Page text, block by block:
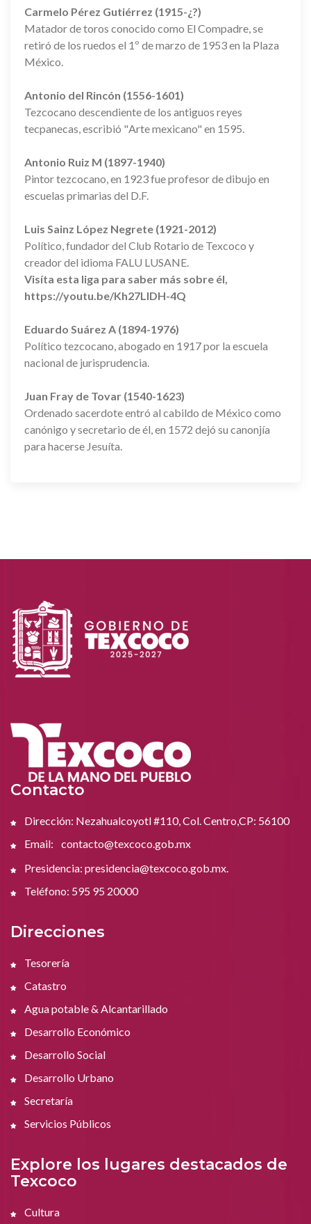
Carmelo Pérez Gutiérrez (1915-¿?)
Matador de toros conocido como El Compadre, se
retiró de los ruedos el 1º de marzo de 1953 en la Plaza
México.
Antonio del Rincón (1556-1601)
Tezcocano descendiente de los antiguos reyes
tecpanecas, escribió "Arte mexicano" en 1595.
Antonio Ruiz M (1897-1940)
Pintor tezcocano, en 1923 fue profesor de dibujo en
escuelas primarias del D.F.
Luis Sainz López Negrete (1921-2012)
Político, fundador del Club Rotario de Texcoco y
creador del idioma FALU LUSANE.
Visíta esta liga para saber más sobre él,
https://youtu.be/Kh27LIDH-4Q
Eduardo Suárez A (1894-1976)
Político tezcocano, abogado en 1917 por la escuela
nacional de jurisprudencia.
Juan Fray de Tovar (1540-1623)
Ordenado sacerdote entró al cabildo de México como
canónigo y secretario de él, en 1572 dejó su canonjía
para hacerse Jesuíta.
Contacto
Dirección: Nezahualcoyotl #110, Col. Centro,CP: 56100
Email:
contacto@texcoco.gob.mx
Presidencia: presidencia@texcoco.gob.mx.
Teléfono: 595 95 20000
Direcciones
Tesorería
Catastro
Agua potable & Alcantarillado
Desarrollo Económico
Desarrollo Social
Desarrollo Urbano
Secretaría
Servicios Públicos
Explore los lugares destacados de
Texcoco
Cultura